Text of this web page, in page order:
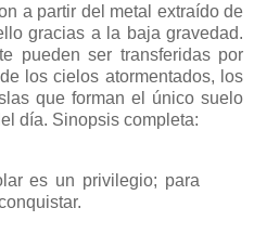
a partir del metal extraído de
gracias a la baja gravedad.
pueden ser transferidas por
los cielos atormentados, los
que forman el único suelo
día. Sinopsis completa:
es un privilegio; para